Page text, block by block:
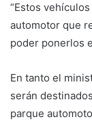
“Estos
automotor que
poder ponerlos
En tanto el
serán
parque